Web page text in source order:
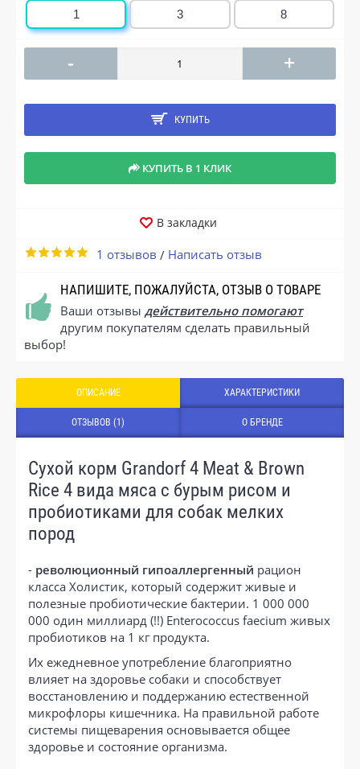
1 3 8
- +
КУПИТЬ
КУПИТЬ В 1 КЛИК
В закладки
1 отзывов / Написать отзыв
НАПИШИТЕ, ПОЖАЛУЙСТА, ОТЗЫВ О ТОВАРЕ
Ваши отзывы действительно помогают
другим покупателям сделать правильный
выбор!
ОПИСАНИЕ ХАРАКТЕРИСТИКИ
ОТЗЫВОВ (1) О БРЕНДЕ
Сухой корм Grandorf 4 Meat & Brown
Rice 4 вида мяса с бурым рисом и
пробиотиками для собак мелких
пород
- революционный гипоаллергенный рацион
класса Холистик, который содержит живые и
полезные пробиотические бактерии. 1 000 000
000 один миллиард (!!) Enterococcus faecium живых
пробиотиков на 1 кг продукта.
Их ежедневное употребление благоприятно
влияет на здоровье собаки и способствует
восстановлению и поддержанию естественной
микрофлоры кишечника. На правильной работе
системы пищеварения основывается общее
здоровье и состояние организма.